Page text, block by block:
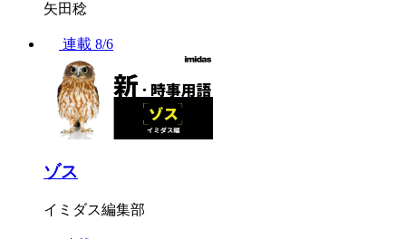
矢田稔
連載 8/6
ゾス
イミダス編集部